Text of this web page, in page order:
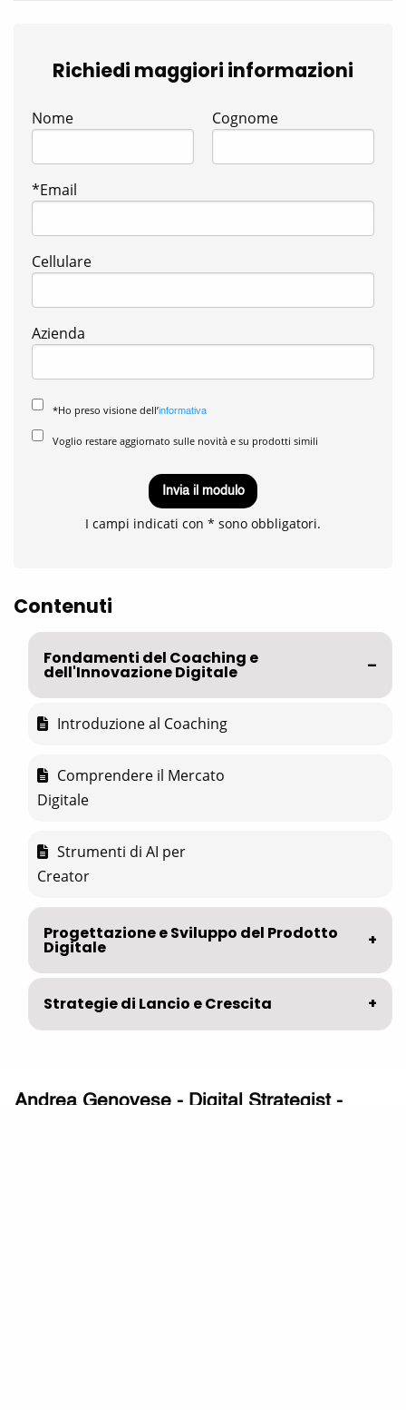
Richiedi maggiori informazioni
Nome Cognome
*Email
Cellulare
Azienda
*Ho preso visione dell’informativa
Voglio restare aggiornato sulle novità e su prodotti simili
Invia il modulo
I campi indicati con * sono obbligatori.
Contenuti
Fondamenti del Coaching e
dell'Innovazione Digitale
Introduzione al Coaching
Comprendere il Mercato
Digitale
Strumenti di AI per
Creator
Progettazione e Sviluppo del Prodotto
Digitale
Strategie di Lancio e Crescita
Andrea Genovese - Digital Strategist -